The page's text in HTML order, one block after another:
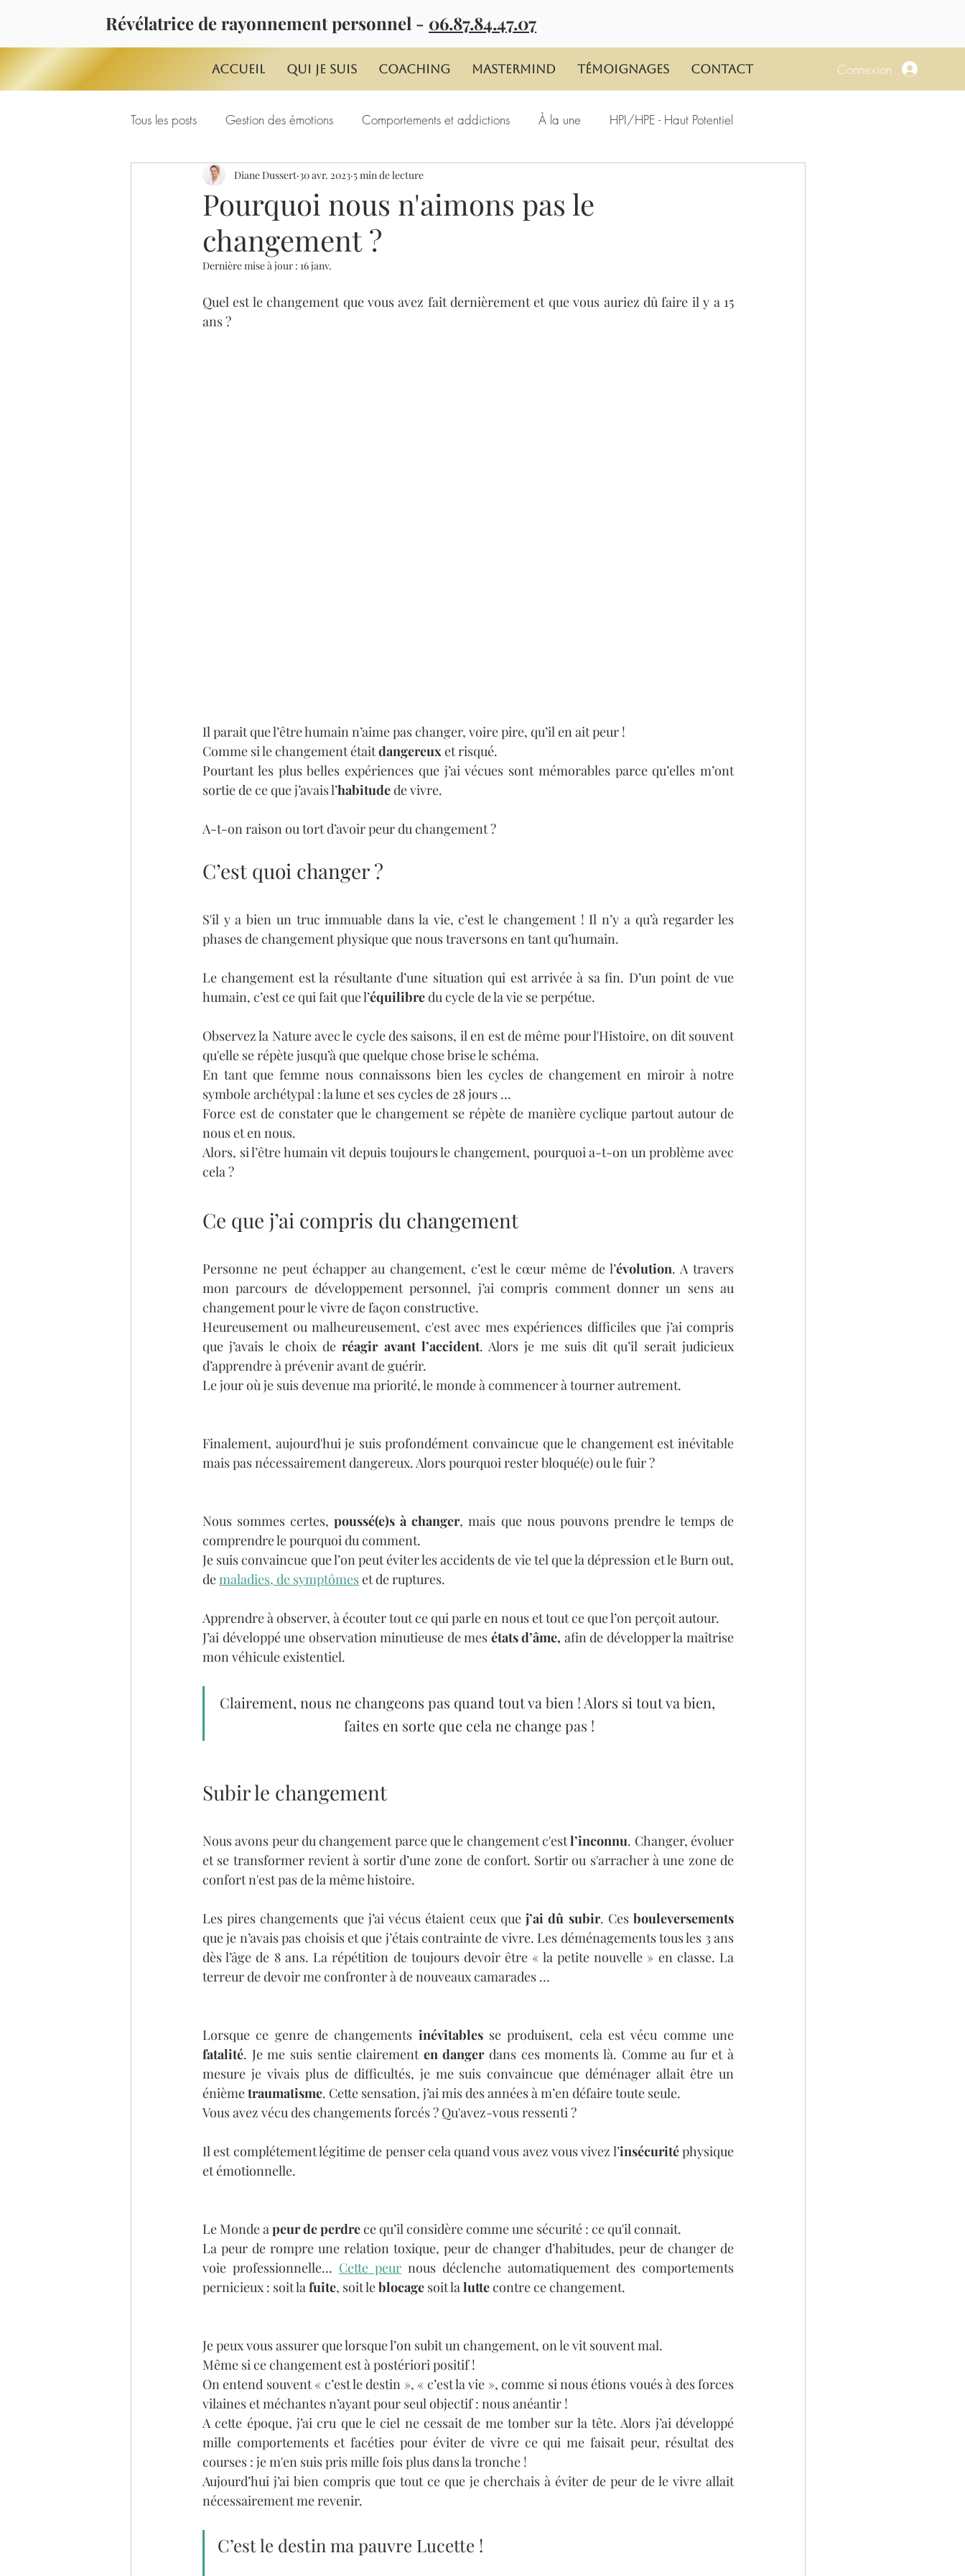
Révélatrice de rayonnement personnel - 06.87.84.47.07
Tous les posts Gestion des émotions Comportements et addictions À la une HPI/HPE - Haut Potentiel
MASTERMIND INTEGRAAL*
Pourquoi nous n'aimons pas le
changement ?
Diane Dussert 30 avr. 2023 5 min de lecture
Dernière mise à jour : 16 janv.
Quel est le changement que vous avez fait dernièrement et que vous auriez dû faire il y a 15
ans ?
Il parait que l’être humain n’aime pas changer, voire pire, qu’il en ait peur !
Comme si le changement était dangereux et risqué.
Pourtant les plus belles expériences que j’ai vécues sont mémorables parce qu’elles m’ont
sortie de ce que j’avais l’habitude de vivre.
A-t-on raison ou tort d’avoir peur du changement ?
C’est quoi changer ?
S'il y a bien un truc immuable dans la vie, c’est le changement ! Il n’y a qu’à regarder les
phases de changement physique que nous traversons en tant qu’humain.
Le changement est la résultante d’une situation qui est arrivée à sa fin. D’un point de vue
humain, c’est ce qui fait que l’équilibre du cycle de la vie se perpétue.
Observez la Nature avec le cycle des saisons, il en est de même pour l'Histoire, on dit souvent
qu'elle se répète jusqu’à que quelque chose brise le schéma.
En tant que femme nous connaissons bien les cycles de changement en miroir à notre
symbole archétypal : la lune et ses cycles de 28 jours …
Force est de constater que le changement se répète de manière cyclique partout autour de
nous et en nous.
Alors, si l’être humain vit depuis toujours le changement, pourquoi a-t-on un problème avec
cela ?
Ce que j’ai compris du changement
Personne ne peut échapper au changement, c’est le cœur même de l’évolution. A travers
mon parcours de développement personnel, j’ai compris comment donner un sens au
changement pour le vivre de façon constructive.
Heureusement ou malheureusement, c'est avec mes expériences difficiles que j’ai compris
que j’avais le choix de réagir avant l’accident. Alors je me suis dit qu’il serait judicieux
d’apprendre à prévenir avant de guérir.
Le jour où je suis devenue ma priorité, le monde à commencer à tourner autrement.
Finalement, aujourd'hui je suis profondément convaincue que le changement est inévitable
mais pas nécessairement dangereux. Alors pourquoi rester bloqué(e) ou le fuir ?
Nous sommes certes, poussé(e)s à changer, mais que nous pouvons prendre le temps de
comprendre le pourquoi du comment.
Je suis convaincue que l’on peut éviter les accidents de vie tel que la dépression et le Burn out,
de maladies, de symptômes et de ruptures.
Apprendre à observer, à écouter tout ce qui parle en nous et tout ce que l’on perçoit autour.
J’ai développé une observation minutieuse de mes états d’âme, afin de développer la maîtrise
mon véhicule existentiel.
Clairement, nous ne changeons pas quand tout va bien ! Alors si tout va bien,
faites en sorte que cela ne change pas !
Subir le changement
Nous avons peur du changement parce que le changement c'est l’inconnu. Changer, évoluer
et se transformer revient à sortir d’une zone de confort. Sortir ou s'arracher à une zone de
confort n'est pas de la même histoire.
Les pires changements que j’ai vécus étaient ceux que j’ai dû subir. Ces bouleversements
que je n’avais pas choisis et que j’étais contrainte de vivre. Les déménagements tous les 3 ans
dès l’âge de 8 ans. La répétition de toujours devoir être « la petite nouvelle » en classe. La
terreur de devoir me confronter à de nouveaux camarades …
Lorsque ce genre de changements inévitables
fatalité. Je me suis sentie clairement en danger dans ces moments là. Comme au fur et à
mesure je vivais plus de difficultés, je me suis convaincue que déménager allait être un
énième traumatisme. Cette sensation, j’ai mis des années à m’en défaire toute seule.
Vous avez vécu des changements forcés ? Qu'avez-vous ressenti ?
Il est complétement légitime de penser cela quand vous avez vous vivez l’insécurité physique
et émotionnelle.
Le Monde a peur de perdre ce qu’il considère comme une sécurité : ce qu'il connait.
La peur de rompre une relation toxique, peur de changer d’habitudes, peur de changer de
voie professionnelle… Cette peur nous déclenche automatiquement des comportements
pernicieux : soit la fuite, soit le blocage soit la lutte contre ce changement.
Je peux vous assurer que lorsque l’on subit un changement, on le vit souvent mal.
Même si ce changement est à postériori positif !
On entend souvent « c’est le destin », « c’est la vie », comme si nous étions voués à des forces
vilaines et méchantes n’ayant pour seul objectif : nous anéantir !
A cette époque, j’ai cru que le ciel ne cessait de me tomber sur la tête. Alors j’ai développé
mille comportements et facéties pour éviter de vivre ce qui me faisait peur, résultat des
courses : je m'en suis pris mille fois plus dans la tronche !
Aujourd’hui j’ai bien compris que tout ce que je cherchais à éviter de peur de le vivre allait
nécessairement me revenir.
C’est le destin ma pauvre Lucette !
Connexion
Accueil Qui je suis Coaching MASTERMIND Témoignages Contact